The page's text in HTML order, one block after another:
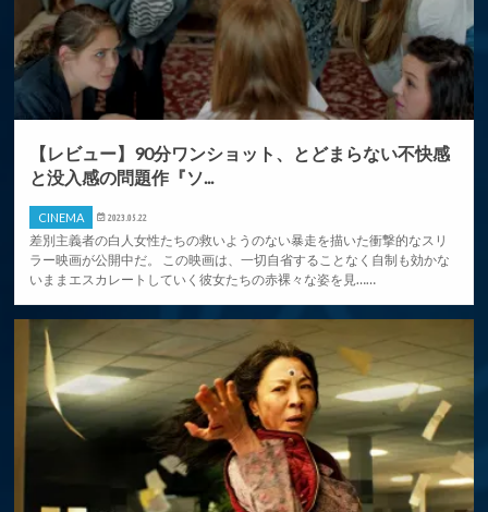
【レビュー】90分ワンショット、とどまらない不快感
と没入感の問題作『ソ...
CINEMA 2023.05.22
差別主義者の白人女性たちの救いようのない暴走を描いた衝撃的なスリ
ラー映画が公開中だ。 この映画は、一切自省することなく自制も効かな
いままエスカレートしていく彼女たちの赤裸々な姿を見……